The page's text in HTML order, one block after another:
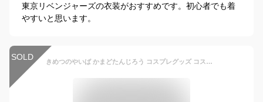
東京リベンジャーズの衣装がおすすめです。初心者でも着
やすいと思います。
SOLD きめつのやいば かまどたんじろう コスプレグッズ コスプレ服 かつら付き 男性の着物